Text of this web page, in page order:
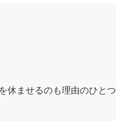
休ませるのも理由のひとつ